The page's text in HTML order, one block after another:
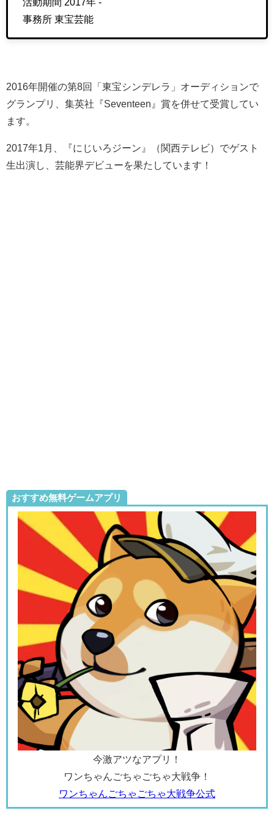
事務所 東宝芸能
2016年開催の第8回「東宝シンデレラ」オーディションで
グランプリ、集英社『Seventeen』賞を併せて受賞してい
ます。
2017年1月、『にじいろジーン』（関西テレビ）でゲスト
生出演し、芸能界デビューを果たしています！
おすすめ無料ゲームアプリ
今激アツなアプリ！
ワンちゃんごちゃごちゃ大戦争！
ワンちゃんごちゃごちゃ大戦争公式